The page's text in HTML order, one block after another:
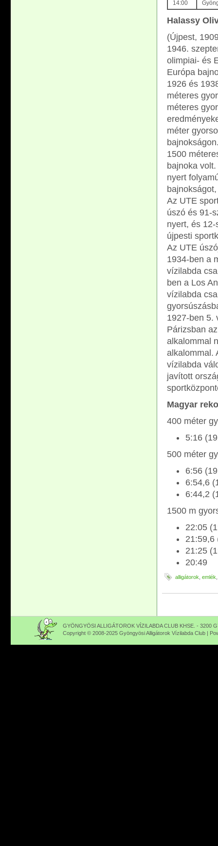
14:00
Halassy
(Újpest,
1946.
olimpiai- és
Európa
1926 és
méteres
méteres
méter
1500
bajnoka
nyert
Az UTE
úszó és 91-
nyert, és
újpesti
Az UTE
1934-ben a
vízilabda
ben a Los
vízilabda
1927-ben 5.
Párizsban
alkalommal
alkalommal.
vízilabda
javított
Magyar
400 méter
5:16
500 méter
6:56
6:54,6
6:44,2
1500 m
22:05
21:59,6
21:25
20:49
alligátorok emlék
GYÖNGYÖSI ALLIGÁTOROK VÍZILABDA CLUB KHSE. - 3200
Copyright © 2008-2025 Gyöngyösi Alligátorok Vízilabda Club |